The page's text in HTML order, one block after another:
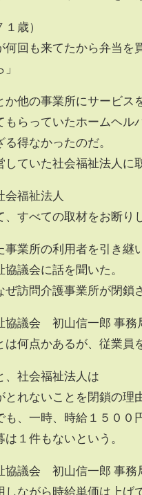
歳）
何回も来てたから弁当
か他の事業所にサービス
もらっていたホームヘル
得なかったのだ。
していた社会福祉法人に
会福祉法人
、すべての取材をお断り
事業所の利用者を引き継
議会に話を聞いた。
ぜ訪問介護事業所が閉鎖
協議会 初山信一郎 事務
は何点かあるが、従業員
、社会福祉法人は
とれないことを閉鎖の理
も、一時、時給１５００
は１件もないという。
協議会 初山信一郎 事務
しながら時給単価は上げ